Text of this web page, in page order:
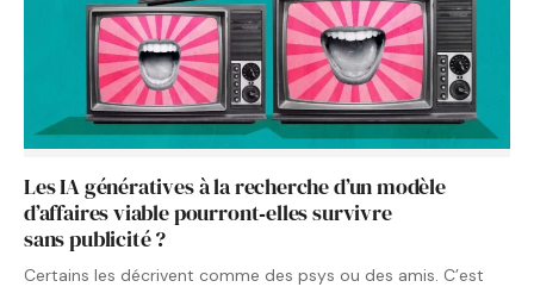
Les IA génératives à la recherche d’un modèle
d’affaires viable pourront‑elles survivre
sans publicité ?
Certains les décrivent comme des psys ou des amis. C’est